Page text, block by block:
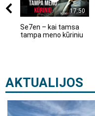
17:50
Se7en – kai tamsa
tampa meno kūriniu
AKTUALIJOS